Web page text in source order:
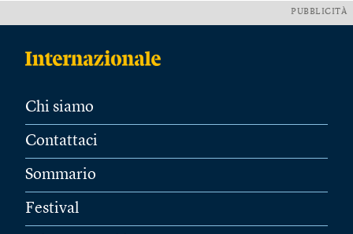
PUBBLICITÀ
Chi siamo
Contattaci
Sommario
Festival